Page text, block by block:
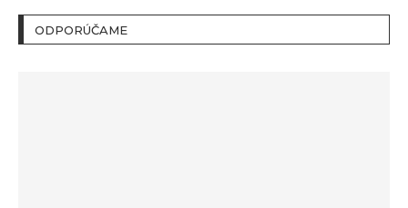
ODPORÚČAME